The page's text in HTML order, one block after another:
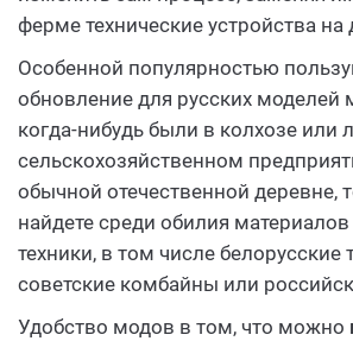
ферме технические устройства на
Особенной популярностью
обновление для русских
когда-нибудь были в колхозе или
сельскохозяйственном
обычной отечественной деревне,
найдете среди обилия
техники, в том числе белорусские
советские комбайны или
Удобство модов в том, что можно